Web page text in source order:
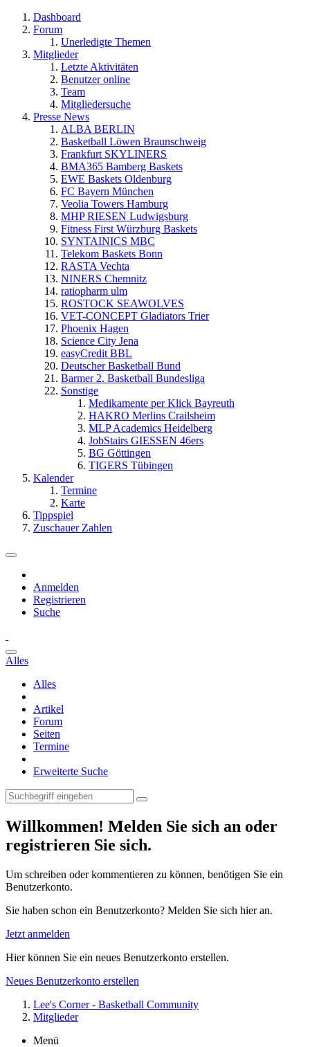
Dashboard
Forum
Unerledigte Themen
Mitglieder
Letzte Aktivitäten
Benutzer online
Team
Mitgliedersuche
Presse News
ALBA BERLIN
Basketball Löwen Braunschweig
Frankfurt SKYLINERS
BMA365 Bamberg Baskets
EWE Baskets Oldenburg
FC Bayern München
Veolia Towers Hamburg
MHP RIESEN Ludwigsburg
Fitness First Würzburg Baskets
SYNTAINICS MBC
Telekom Baskets Bonn
RASTA Vechta
NINERS Chemnitz
ratiopharm ulm
ROSTOCK SEAWOLVES
VET-CONCEPT Gladiators Trier
Phoenix Hagen
Science City Jena
easyCredit BBL
Deutscher Basketball Bund
Barmer 2. Basketball Bundesliga
Sonstige
Medikamente per Klick Bayreuth
HAKRO Merlins Crailsheim
MLP Academics Heidelberg
JobStairs GIESSEN 46ers
BG Göttingen
TIGERS Tübingen
Kalender
Termine
Karte
Tippspiel
Zuschauer Zahlen
Anmelden
Registrieren
Suche
Alles
Alles
Artikel
Forum
Seiten
Termine
Erweiterte Suche
Willkommen! Melden Sie sich an oder
registrieren Sie sich.
Um schreiben oder kommentieren zu können, benötigen Sie ein
Benutzerkonto.
Sie haben schon ein Benutzerkonto? Melden Sie sich hier an.
Jetzt anmelden
Hier können Sie ein neues Benutzerkonto erstellen.
Neues Benutzerkonto erstellen
Lee's Corner - Basketball Community
Mitglieder
Menü